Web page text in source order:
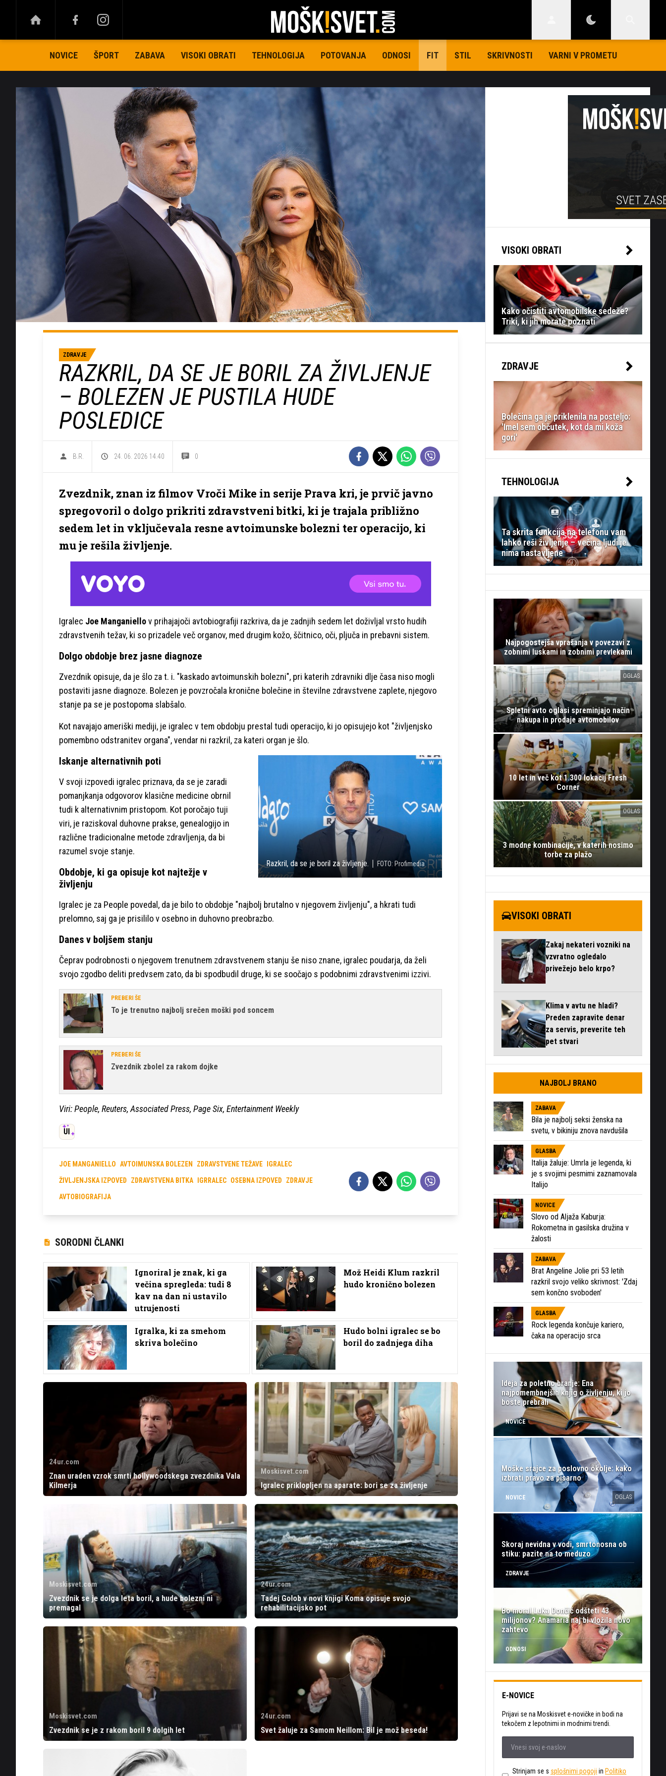
NOVICE ŠPORT ZABAVA VISOKI OBRATI TEHNOLOGIJA POTOVANJA ODNOSI FIT STIL SKRIVNOSTI VARNI V PROMETU
ZDRAVJE
RAZKRIL, DA SE JE BORIL ZA ŽIVLJENJE
– BOLEZEN JE PUSTILA HUDE
POSLEDICE
B.R. 24. 06. 2026 14.40 0
Zvezdnik, znan iz filmov Vroči Mike in serije Prava kri, je prvič javno
spregovoril o dolgo prikriti zdravstveni bitki, ki je trajala približno
sedem let in vključevala resne avtoimunske bolezni ter operacijo, ki
mu je rešila življenje.
Igralec Joe Manganiellov prihajajoči avtobiografiji razkriva, da je zadnjih sedem let doživljal vrsto hudih
zdravstvenih težav, ki so prizadele več organov, med drugim kožo, ščitnico, oči, pljuča in prebavni sistem.
Dolgo obdobje brez jasne diagnoze
Zvezdnik opisuje, da je šlo za t. i. "kaskado avtoimunskih bolezni", pri katerih zdravniki dlje časa niso mogli
postaviti jasne diagnoze. Bolezen je povzročala kronične bolečine in številne zdravstvene zaplete, njegovo
stanje pa se je postopoma slabšalo.
Kot navajajo ameriški mediji, je igralec v tem obdobju prestal tudi operacijo, ki jo opisujejo kot "življenjsko
pomembno odstranitev organa", vendar ni razkril, za kateri organ je šlo.
Razkril, da se je boril za življenje. FOTO: Profimedia
Iskanje alternativnih poti
V svoji izpovedi igralec priznava, da se je zaradi
pomanjkanja odgovorov klasične medicine obrnil
tudi k alternativnim pristopom. Kot poročajo tuji
viri, je raziskoval duhovne prakse, genealogijo in
različne tradicionalne metode zdravljenja, da bi
razumel svoje stanje.
Obdobje, ki ga opisuje kot najtežje v
življenju
Igralec je za People povedal, da je bilo to obdobje "najbolj brutalno v njegovem življenju", a hkrati tudi
prelomno, saj ga je prisililo v osebno in duhovno preobrazbo.
Danes v boljšem stanju
Čeprav podrobnosti o njegovem trenutnem zdravstvenem stanju še niso znane, igralec poudarja, da želi
svojo zgodbo deliti predvsem zato, da bi spodbudil druge, ki se soočajo s podobnimi zdravstvenimi izzivi.
PREBERI ŠE
To je trenutno najbolj srečen moški pod soncem
PREBERI ŠE
Zvezdnik zbolel za rakom dojke
Viri: People, Reuters, Associated Press, Page Six, Entertainment Weekly
UI
JOE MANGANIELLO AVTOIMUNSKA BOLEZEN ZDRAVSTVENE TEŽAVE IGRALEC
ŽIVLJENJSKA IZPOVED ZDRAVSTVENA BITKA IGRRALEC OSEBNA IZPOVED ZDRAVJE
AVTOBIOGRAFIJA
SORODNI ČLANKI
Ignoriral je znak, ki ga
večina spregleda: tudi 8
kav na dan ni ustavilo
utrujenosti
Mož Heidi Klum razkril
hudo kronično bolezen
Igralka, ki za smehom
skriva bolečino
Hudo bolni igralec se bo
boril do zadnjega diha
24ur.com
Znan uraden vzrok smrti hollywoodskega zvezdnika Vala
Kilmerja
Moskisvet.com
Igralec priklopljen na aparate: bori se za življenje
Moskisvet.com
Zvezdnik se je dolga leta boril, a hude bolezni ni
premagal
24ur.com
Tadej Golob v novi knjigi Koma opisuje svojo
rehabilitacijsko pot
Moskisvet.com
Zvezdnik se je z rakom boril 9 dolgih let
24ur.com
Svet žaluje za Samom Neillom: Bil je mož beseda!
VISOKI OBRATI
Kako očistiti avtomobilske sedeže?
Triki, ki jih morate poznati
ZDRAVJE
Bolečina ga je priklenila na posteljo:
'Imel sem občutek, kot da mi koža
gori'
TEHNOLOGIJA
Ta skrita funkcija na telefonu vam
lahko reši življenje – večina ljudi je
nima nastavljene
Najpogostejša vprašanja v povezavi z
zobnimi luskami in zobnimi prevlekami
OGLAS
Spletni avto oglasi spreminjajo način
nakupa in prodaje avtomobilov
10 let in več kot 1.300 lokacij Fresh
Corner
OGLAS
3 modne kombinacije, v katerih nosimo
torbe za plažo
VISOKI OBRATI
Zakaj nekateri vozniki na
vzvratno ogledalo
privežejo belo krpo?
Klima v avtu ne hladi?
Preden zapravite denar
za servis, preverite teh
pet stvari
NAJBOLJ BRANO
ZABAVA
Bila je najbolj seksi ženska na
svetu, v bikiniju znova navdušila
GLASBA
Italija žaluje: Umrla je legenda, ki
je s svojimi pesmimi zaznamovala
Italijo
NOVICE
Slovo od Aljaža Kaburja:
Rokometna in gasilska družina v
žalosti
ZABAVA
Brat Angeline Jolie pri 53 letih
razkril svojo veliko skrivnost: 'Zdaj
sem končno svoboden'
GLASBA
Rock legenda končuje kariero,
čaka na operacijo srca
Ideja za poletno branje: Ena
najpomembnejših knjig o življenju, ki jo
boste prebrali
NOVICE
Moške srajce za poslovno okolje: kako
izbrati pravo za pisarno
NOVICE OGLAS
Skoraj nevidna v vodi, smrtonosna ob
stiku: pazite na to meduzo
ZDRAVJE
Bo moral Luka Dončić odšteti 43
milijonov? Anamaria naj bi vložila novo
zahtevo
ODNOSI
E-NOVICE
Prijavi se na Moskisvet e-novičke in bodi na
tekočem z lepotnimi in modnimi trendi.
Strinjam se s splošnimi pogoji in Politiko